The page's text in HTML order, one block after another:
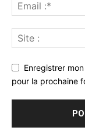
Enregistrer
pour la prochaine